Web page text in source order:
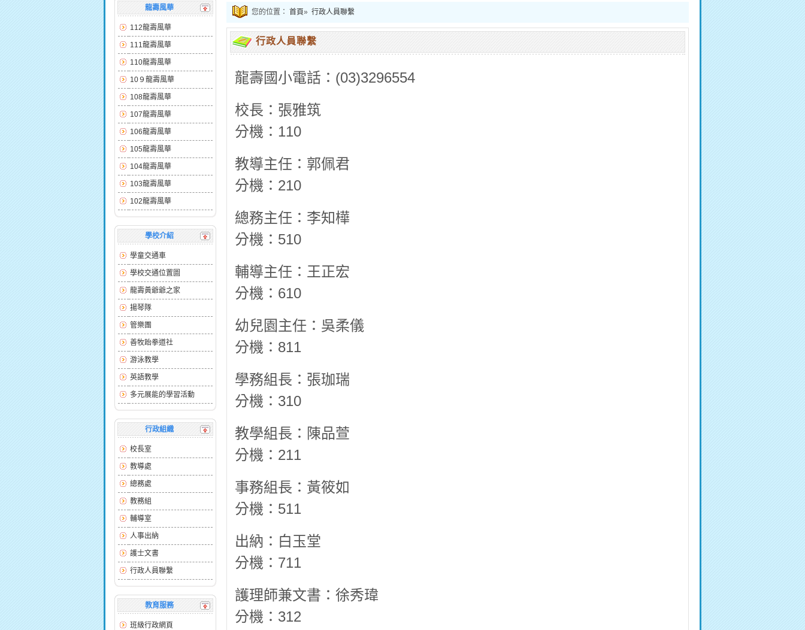
龍壽風華
112龍壽風華
111龍壽風華
110龍壽風華
10９龍壽風華
108龍壽風華
107龍壽風華
106龍壽風華
105龍壽風華
104龍壽風華
103龍壽風華
102龍壽風華
學校介紹
學童交通車
學校交通位置圖
龍壽黃爺爺之家
揚琴隊
管樂團
善牧跆拳道社
游泳教學
英語教學
多元展能的學習活動
行政組織
校長室
教導處
總務處
教務組
輔導室
人事出納
護士文書
行政人員聯繫
教育服務
班級行政網頁
您的位置： 首頁» 行政人員聯繫
行政人員聯繫
龍壽國小電話：(03)3296554
校長：張雅筑
分機：110
教導主任：郭佩君
分機：210
總務主任：李知樺
分機：510
輔導主任： 王正宏
分機：610
幼兒園主任：吳柔儀
分機：811
學務組長： 張珈瑞
分機：310
教學組長：陳品萱
分機：211
事務組長：黃筱如
分機：511
出納：白玉堂
分機：711
護理師兼文書：徐秀瑋
分機：312